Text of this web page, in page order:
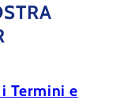
Termini e